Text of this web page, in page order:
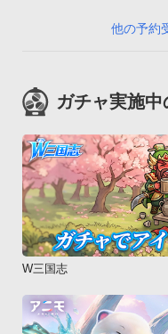
他の予約
ガチャ実施中
W三国志